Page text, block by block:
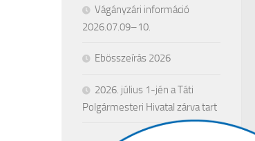
Vágányzári információ
2026.07.09–10.
Ebösszeírás 2026
2026. július 1-jén a Táti
Polgármesteri Hivatal zárva tart